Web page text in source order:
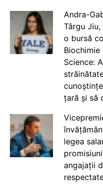
Andra-
Târgu
o bursă
Science:
țară și să
legea
angajații